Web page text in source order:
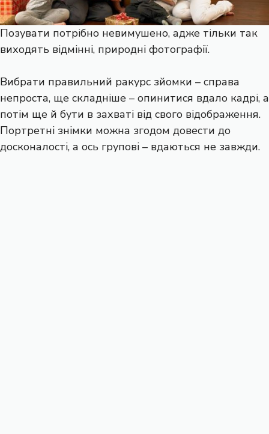
Позувати потрібно невимушено, адже тільки так
виходять відмінні, природні фотографії.
Вибрати правильний ракурс зйомки – справа
непроста, ще складніше – опинитися вдало кадрі, а
потім ще й бути в захваті від свого відображення.
Портретні знімки можна згодом довести до
досконалості, а ось групові – вдаються не завжди.